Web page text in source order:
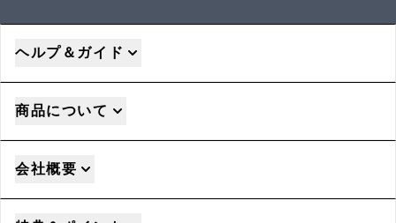
ヘルプ＆ガイド
商品について
会社概要